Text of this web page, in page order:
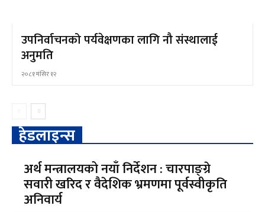
उपनिर्वाचनको पर्यवेक्षणका लागि नौ संस्थालाई
अनुमति
२०८१ मंसिर १२
हेडलाइन्स
अर्थ मन्त्रालयको नयाँ निर्देशन : चारपाङ्ग्रे
सवारी खरिद र वैदेशिक भ्रमणमा पूर्वस्वीकृति
अनिवार्य